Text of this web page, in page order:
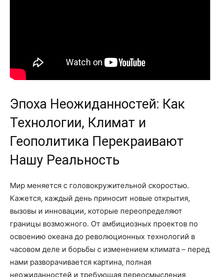
Эпоха Неожиданностей: Как
Технологии, Климат и
Геополитика Перекраивают
Нашу Реальность
Мир меняется с головокружительной скоростью.
Кажется, каждый день приносит новые открытия,
вызовы и инновации, которые переопределяют
границы возможного. От амбициозных проектов по
освоению океана до революционных технологий в
часовом деле и борьбы с изменением климата – перед
нами разворачивается картина, полная
неожиданностей и требующая переосмысления